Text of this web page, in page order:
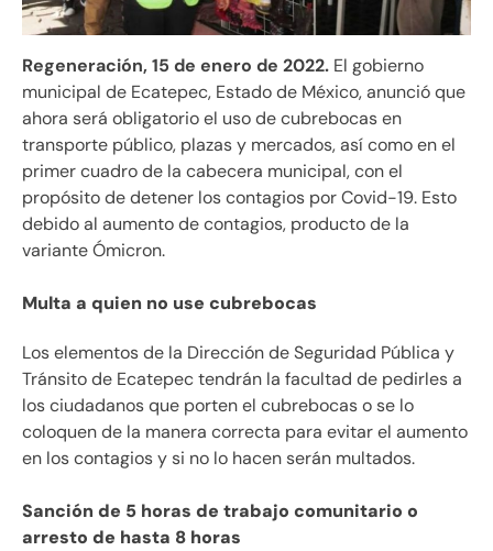
Regeneración, 15 de enero de 2022. El gobierno
municipal de Ecatepec, Estado de México, anunció que
ahora será obligatorio el uso de cubrebocas en
transporte público, plazas y mercados, así como en el
primer cuadro de la cabecera municipal, con el
propósito de detener los contagios por Covid-19. Esto
debido al aumento de contagios, producto de la
variante Ómicron.
Multa a quien no use cubrebocas
Los elementos de la Dirección de Seguridad Pública y
Tránsito de Ecatepec tendrán la facultad de pedirles a
los ciudadanos que porten el cubrebocas o se lo
coloquen de la manera correcta para evitar el aumento
en los contagios y si no lo hacen serán multados.
Sanción de 5 horas de trabajo comunitario o
arresto de hasta 8 horas